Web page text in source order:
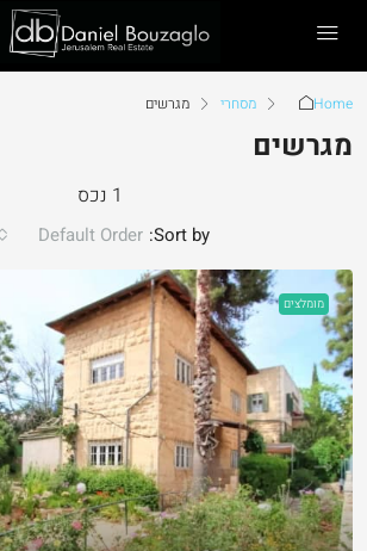
Home מסחרי מגרשים
מגרשים
1 נכס
Sort by:
Default Order
מומלצים